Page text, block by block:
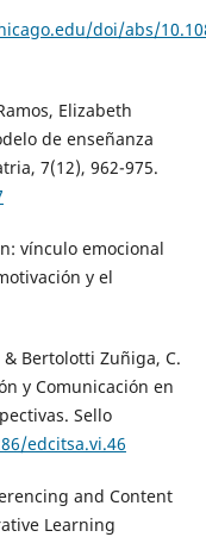
doi/abs/
Elizabeth
de enseñanza
7(12), 962-975.
vínculo emocional
y el
Bertolotti Zuñiga, C.
y Comunicación en
Sello
edcitsa.vi.46
and Content
Learning